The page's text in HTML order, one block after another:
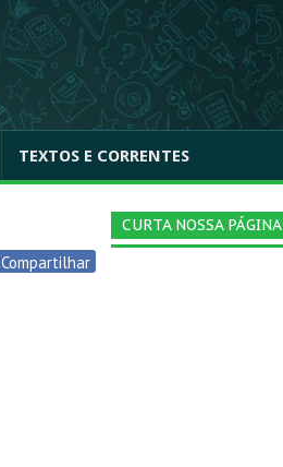
TEXTOS E CORRENTES
Compartilhar
CURTA NOSSA PÁGINA